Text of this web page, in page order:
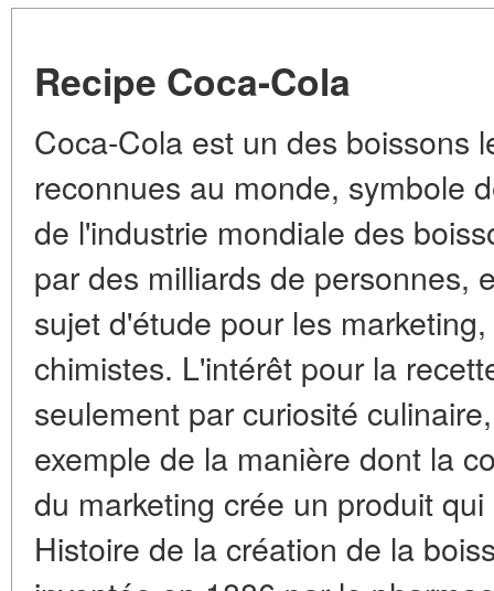
Recipe Coca-Cola
Coca-Cola est un des boissons
reconnues au monde, symbole
de l'industrie mondiale des
par des milliards de personnes,
sujet d'étude pour les
chimistes. L'intérêt pour la
seulement par curiosité
exemple de la manière dont la
du marketing crée un produit
Histoire de la création de la